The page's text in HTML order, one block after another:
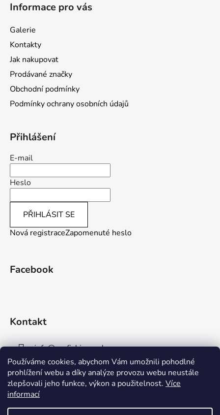
Používáme cookies, abychom Vám umožnili pohodlné
prohlížení webu a díky analýze provozu webu neustále
zlepšovali jeho funkce, výkon a použitelnost. Více
informací
Informace pro vás
Galerie
Kontakty
Jak nakupovat
Prodávané značky
Obchodní podmínky
Podmínky ochrany osobních údajů
Přihlášení
E-mail
Heslo
PŘIHLÁSIT SE
Nová registraceZapomenuté heslo
Facebook
Kontakt
info@aaafishingpraha.cz
778 011 878